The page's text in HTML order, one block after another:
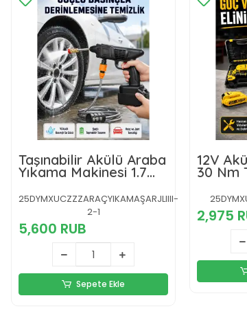
Taşınabilir Akülü Araba
Yıkama Makinesi 1.7
Ergonomik Tasarımlı
25DYMXUCZZZARAÇYIKAMAŞARJLIIII-
2-1
5,600 RUB
Sepete Ekle
12V
30 Nm
2,975